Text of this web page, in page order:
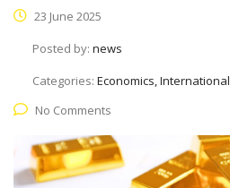
23 June 2025
Posted by: news
Categories: Economics, International
No Comments